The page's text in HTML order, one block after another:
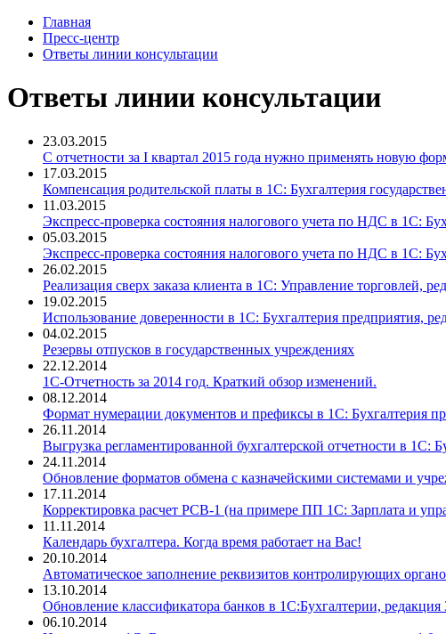
Главная
Пресс-центр
Ответы линии консультации
Ответы линии консультации
23.03.2015
С отчетности за I квартал 2015 года нужно применять новую
17.03.2015
Компенсация родительской платы в 1С: Бухгалтерия
11.03.2015
Экспресс-проверка состояния налогового учета по НДС в 1С:
05.03.2015
Экспресс-проверка состояния налогового учета по НДС в 1С:
26.02.2015
Реализация сверх заказа клиента в 1С: Управление торговлей,
19.02.2015
Использование доверенности в 1С: Бухгалтерия предприятия,
04.02.2015
Резервы отпусков в государственных учреждениях
22.12.2014
1C-Отчетность за 2014 год. Краткий обзор изменений.
08.12.2014
Формат нумерации документов и префиксы в 1С: Бухгалтерия
26.11.2014
Выгрузка регламентированной бухгалтерской отчетности в 1С:
24.11.2014
Обновление форматов обмена с казначейскими системами и
17.11.2014
Корректировка расчет РСВ-1 (на примере ПП 1С: Зарплата и
11.11.2014
Календарь бухгалтера. Когда время работает на Вас!
20.10.2014
Автоматическое заполнение реквизитов контролирующих
13.10.2014
Обновление классификатора банков в 1С:Бухгалтерии, редакция
06.10.2014